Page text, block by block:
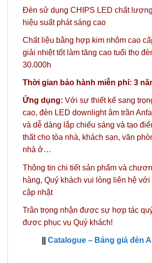
Đèn sử dụng CHIPS LED chất
hiệu suất phát sáng cao
Chất liệu bằng hợp kim nhôm cao
giải nhiệt tốt làm tăng cao tuổi thọ
30.000h
Thời gian bảo hành miễn phí: 3
Ứng dụng: Với sự thiết kế sang
cao, đèn LED downlight âm trần
và dễ dàng lắp chiếu sáng và tạo
thất cho tòa nhà, khách sạn, văn
nhà ở…
Thông tin chi tiết sản phẩm và
hàng, Quý khách vui lòng liên hệ với
cập nhật
Trân trọng nhận được sự hợp tác
được phục vụ Quý khách!
Catalogue – Bảng giá đèn